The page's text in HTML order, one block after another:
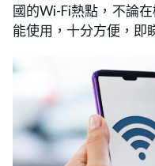
國的Wi-Fi熱點，不論
能使用，十分方便，即